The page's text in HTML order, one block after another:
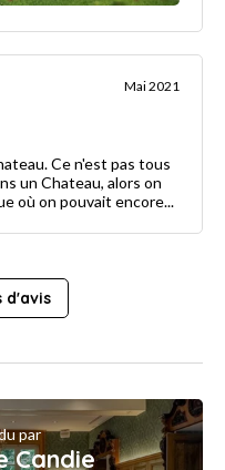
Mai 2021
Ce n'est pas tous
un Chateau, alors on
où on pouvait encore...
d'avis
par
Candie